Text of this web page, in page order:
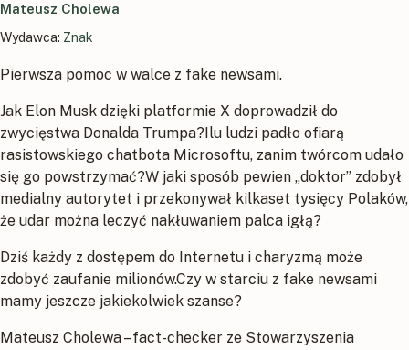
Mateusz Cholewa
Wydawca: Znak
Pierwsza pomoc w walce z fake newsami.
Jak Elon Musk dzięki platformie X doprowadził do
zwycięstwa Donalda Trumpa?Ilu ludzi padło ofiarą
rasistowskiego chatbota Microsoftu, zanim twórcom udało
się go powstrzymać?W jaki sposób pewien „doktor” zdobył
medialny autorytet i przekonywał kilkaset tysięcy Polaków,
że udar można leczyć nakłuwaniem palca igłą?
Dziś każdy z dostępem do Internetu i charyzmą może
zdobyć zaufanie milionów.Czy w starciu z fake newsami
mamy jeszcze jakiekolwiek szanse?
Mateusz Cholewa – fact-checker ze Stowarzyszenia